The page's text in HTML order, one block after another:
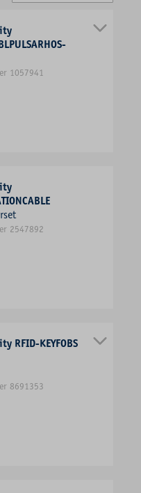
3ph L5m 1f
1057941
2547892
RFID-KEYFOBS
8691353